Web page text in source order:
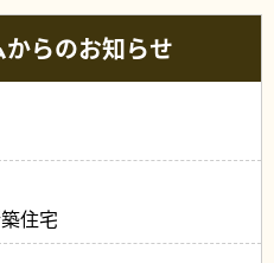
らのお知らせ
住宅